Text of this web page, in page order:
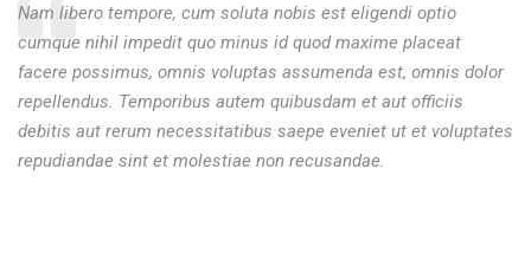
Nam libero tempore, cum soluta nobis est eligendi optio
cumque nihil impedit quo minus id quod maxime placeat
facere possimus, omnis voluptas assumenda est, omnis dolor
repellendus. Temporibus autem quibusdam et aut officiis
debitis aut rerum necessitatibus saepe eveniet ut et voluptates
repudiandae sint et molestiae non recusandae.